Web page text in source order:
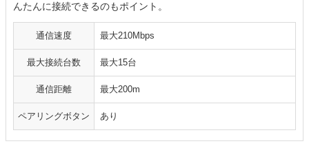
んたんに接続できるのもポイント。
通信速度 最大210Mbps
最大接続台数 最大15台
通信距離 最大200m
ペアリングボタン あり